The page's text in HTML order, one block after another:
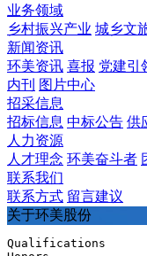
业务领域
乡村振兴产业 城乡文
新闻资讯
环美资讯 喜报 党建引
内刊 图片中心
招采信息
招标信息 中标公告 供
人力资源
人才理念 环美奋斗者
联系我们
联系方式 留言建议
关于环美股份
Qualifications